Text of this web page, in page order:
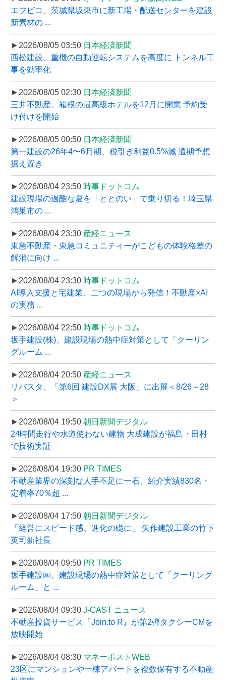
エフピコ、茨城県坂東市に新工場・配送センターを建設
新素材の ...
►2026/08/05 03:50 日本経済新聞
西松建設、重機の自動運転システムを高度に トンネル工
事を効率化
►2026/08/05 02:30 日本経済新聞
三井不動産、箱根の最高級ホテルを12月に開業 予約受
け付けを開始
►2026/08/05 00:50 日本経済新聞
第一建設の26年4〜6月期、税引き利益0.5%減 通期予想
据え置き
►2026/08/04 23:50 時事ドットコム
建設現場の過酷な夏を「ととのい」で乗り切る！埼玉県
鴻巣市の ...
►2026/08/04 23:30 産経ニュース
東急不動産・東急コミュニティーがこどもの体験格差の
解消に向け ...
►2026/08/04 23:30 時事ドットコム
AI導入支援と宅建業、二つの現場から発信！不動産×AI
の実務 ...
►2026/08/04 22:50 時事ドットコム
坂手建設(株)、建設現場の熱中症対策として「クーリン
グルーム ...
►2026/08/04 20:50 産経ニュース
リバスタ、「第6回 建設DX展 大阪」に出展＜8/26～28
＞
►2026/08/04 19:50 朝日新聞デジタル
24時間走行や水道使わない建物 大成建設が福島・田村
で技術実証
►2026/08/04 19:30 PR TIMES
不動産業界の深刻な人手不足に一石、紹介実績830名・
定着率70％超 ...
►2026/08/04 17:50 朝日新聞デジタル
「経営にスピード感、進化の礎に」 矢作建設工業の竹下
英司新社長
►2026/08/04 09:50 PR TIMES
坂手建設㈱、建設現場の熱中症対策として「クーリング
ルーム」と ...
►2026/08/04 09:30 J-CAST ニュース
不動産投資サービス『Join.to R』が第2弾タクシーCMを
放映開始
►2026/08/04 08:30 マネーポストWEB
23区にマンションや一棟アパートを複数保有する不動産